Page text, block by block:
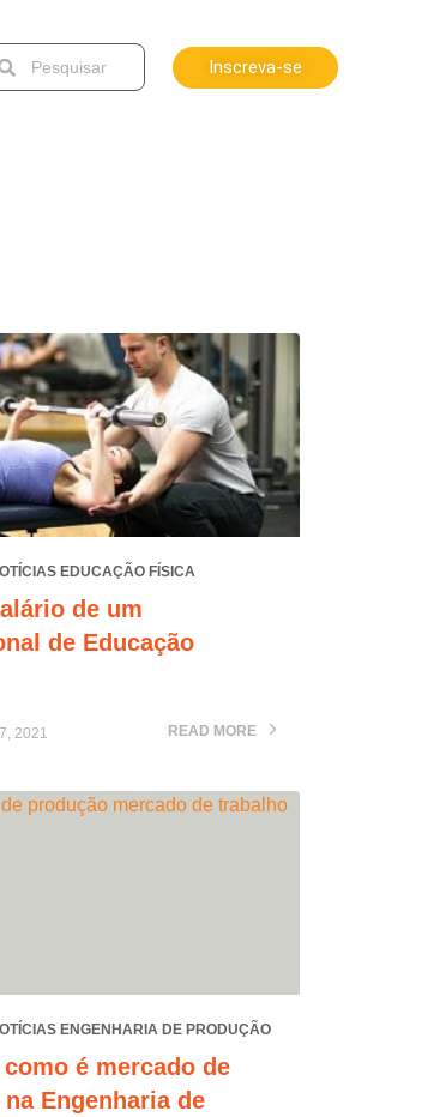
Inscreva-se
EDUCAÇÃO FÍSICA
de um
de Educação
2021 READ MORE
ENGENHARIA DE PRODUÇÃO
é mercado de
Engenharia de